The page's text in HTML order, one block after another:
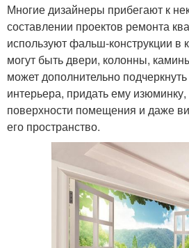
Многие дизайнеры прибегают к
составлении проектов ремонта
используют фальш-конструкции в
могут быть двери, колонны,
может дополнительно
интерьера, придать ему
поверхности помещения и даже
его пространство.